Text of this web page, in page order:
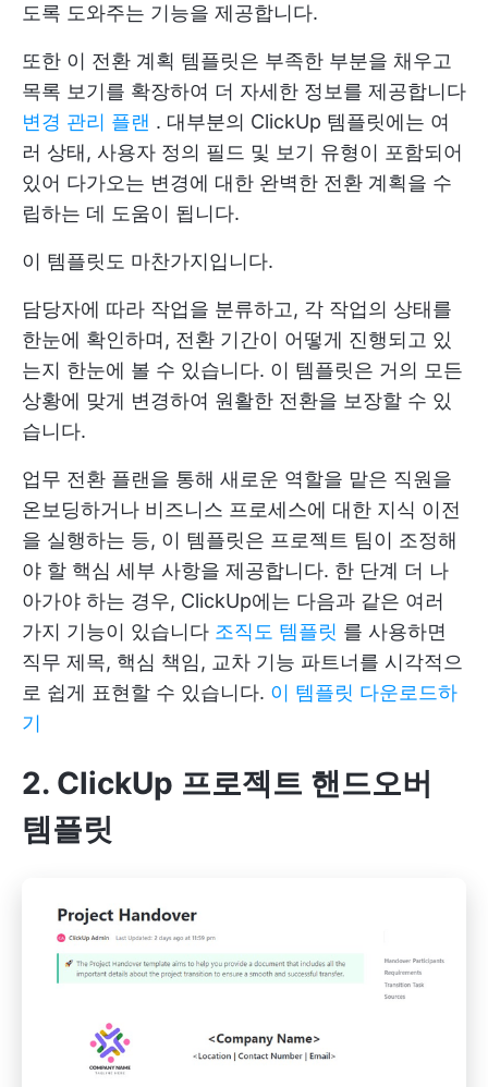
도록 도와주는 기능을 제공합니다.
또한 이 전환 계획 템플릿은 부족한 부분을 채우고
목록 보기를 확장하여 더 자세한 정보를 제공합니다
변경 관리 플랜 . 대부분의 ClickUp 템플릿에는 여
러 상태, 사용자 정의 필드 및 보기 유형이 포함되어
있어 다가오는 변경에 대한 완벽한 전환 계획을 수
립하는 데 도움이 됩니다.
이 템플릿도 마찬가지입니다.
담당자에 따라 작업을 분류하고, 각 작업의 상태를
한눈에 확인하며, 전환 기간이 어떻게 진행되고 있
는지 한눈에 볼 수 있습니다. 이 템플릿은 거의 모든
상황에 맞게 변경하여 원활한 전환을 보장할 수 있
습니다.
업무 전환 플랜을 통해 새로운 역할을 맡은 직원을
온보딩하거나 비즈니스 프로세스에 대한 지식 이전
을 실행하는 등, 이 템플릿은 프로젝트 팀이 조정해
야 할 핵심 세부 사항을 제공합니다. 한 단계 더 나
아가야 하는 경우, ClickUp에는 다음과 같은 여러
가지 기능이 있습니다 조직도 템플릿 를 사용하면
직무 제목, 핵심 책임, 교차 기능 파트너를 시각적으
로 쉽게 표현할 수 있습니다. 이 템플릿 다운로드하
기
2. ClickUp 프로젝트 핸드오버
템플릿